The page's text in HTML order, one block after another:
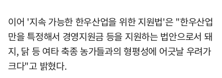
이어 '지속 가능한 한우산업을 위한 지원법'은 "한우산업
만을 특정해서 경영지원금 등을 지원하는 법안으로서 돼
지, 닭 등 여타 축종 농가들과의 형평성에 어긋날 우려가
크다"고 밝혔다.